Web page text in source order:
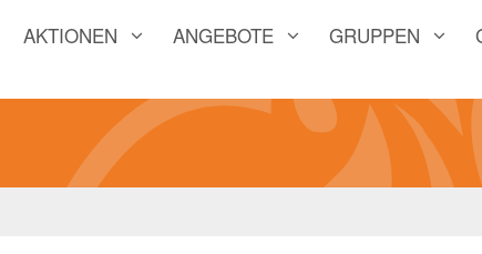
AKTIONEN ANGEBOTE GRUPPEN